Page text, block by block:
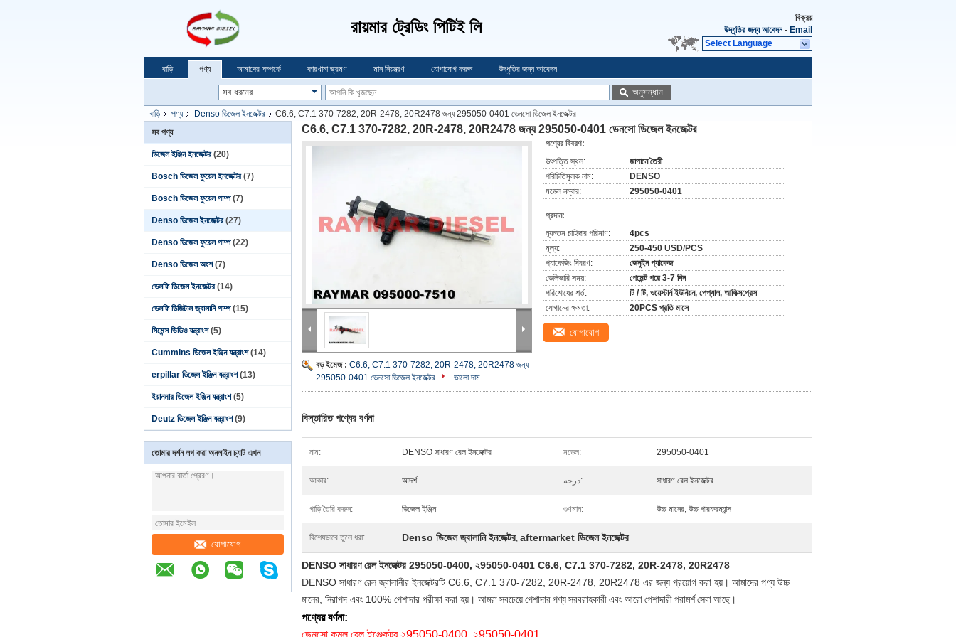
রায়মার ট্রেডিং পিটিই লি
বিক্রয়
উদ্ধৃতির জন্য আবেদন - Email
Select Language
বাড়ি পণ্য আমাদের সম্পর্কে কারখানা ভ্রমণ মান নিয়ন্ত্রণ যোগাযোগ করুন উদ্ধৃতির জন্য আবেদন
অনুসন্ধান
বাড়ি পণ্য Denso ডিজেল ইনজেক্টর
C6.6, C7.1 370-7282, 20R-2478, 20R2478 জন্য 295050-0401 ডেনসো ডিজেল ইনজেক্টর
সব পণ্য
ডিজেল ইঞ্জিন ইনজেক্টর (20)
Bosch ডিজেল ফুয়েল ইনজেক্টর (7)
Bosch ডিজেল ফুয়েল পাম্প (7)
Denso ডিজেল ইনজেক্টর (27)
Denso ডিজেল ফুয়েল পাম্প (22)
Denso ডিজেল অংশ (7)
ডেলফি ডিজেল ইনজেক্টর (14)
ডেলফি ডিজিটাল জ্বালানি পাম্প (15)
সিমেন্স ভিডিও যন্ত্রাংশ (5)
Cummins ডিজেল ইঞ্জিন যন্ত্রাংশ (14)
erpillar ডিজেল ইঞ্জিন যন্ত্রাংশ (13)
ইয়ানমার ডিজেল ইঞ্জিন যন্ত্রাংশ (5)
Deutz ডিজেল ইঞ্জিন যন্ত্রাংশ (9)
তোমার দর্শন লগ করা অনলাইন চ্যাট এখন
যোগাযোগ
C6.6, C7.1 370-7282, 20R-2478, 20R2478 জন্য 295050-0401 ডেনসো ডিজেল ইনজেক্টর
বড় ইমেজ : C6.6, C7.1 370-7282, 20R-2478, 20R2478 জন্য
295050-0401 ডেনসো ডিজেল ইনজেক্টর
ভালো দাম
পণ্যের বিবরণ:
উৎপত্তি স্থল:
জাপানে তৈরী
পরিচিতিমুলক নাম:
DENSO
মডেল নম্বার:
295050-0401
প্রদান:
ন্যূনতম চাহিদার পরিমাণ:
4pcs
মূল্য:
250-450 USD/PCS
প্যাকেজিং বিবরণ:
জেনুইন প্যাকেজ
ডেলিভারি সময়:
পেমেন্ট পরে 3-7 দিন
পরিশোধের শর্ত:
টি / টি, ওয়েস্টার্ন ইউনিয়ন, পেপ্যাল, আলিক্সপ্রেস
যোগানের ক্ষমতা:
20PCS প্রতি মাসে
যোগাযোগ
বিস্তারিত পণ্যের বর্ণনা
নাম: DENSO সাধারণ রেল ইনজেক্টর মডেল: 295050-0401
আকার: আদর্শ درجه: সাধারণ রেল ইনজেক্টর
গাড়ি তৈরি করুন: ডিজেল ইঞ্জিন গুণমান: উচ্চ মানের, উচ্চ পারফরম্যান্স
বিশেষভাবে তুলে ধরা: Denso ডিজেল জ্বালানি ইনজেক্টর, aftermarket ডিজেল ইনজেক্টর
DENSO সাধারণ রেল ইনজেক্টর 295050-0400, ২95050-0401 C6.6, C7.1 370-7282, 20R-2478, 20R2478
DENSO সাধারণ রেল জ্বালানীর ইনজেক্টরটি C6.6, C7.1 370-7282, 20R-2478, 20R2478 এর জন্য প্রয়োগ করা হয়। আমাদের পণ্য উচ্চ
মানের, নিরাপদ এবং 100% পেশাদার পরীক্ষা করা হয়। আমরা সবচেয়ে পেশাদার পণ্য সরবরাহকারী এবং আরো পেশাদারী পরামর্শ সেবা আছে।
পণ্যের বর্ণনা:
ডেনসো কমল রেল ইঞ্জেকটর ২95050-0400, ২95050-0401